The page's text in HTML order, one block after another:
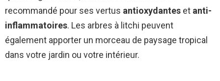
recommandé pour ses vertus antioxydantes et anti-
inflammatoires. Les arbres à litchi peuvent
également apporter un morceau de paysage tropical
dans votre jardin ou votre intérieur.